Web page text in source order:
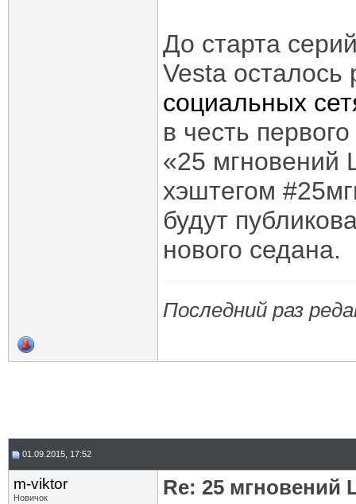
До старта
Vesta
социальных
в честь
«25 мгновений
хэштегом
будут
нового седана.
Последний раз
01.09.2015, 17:52
m-viktor
Новичок
Re: 25 мгновений